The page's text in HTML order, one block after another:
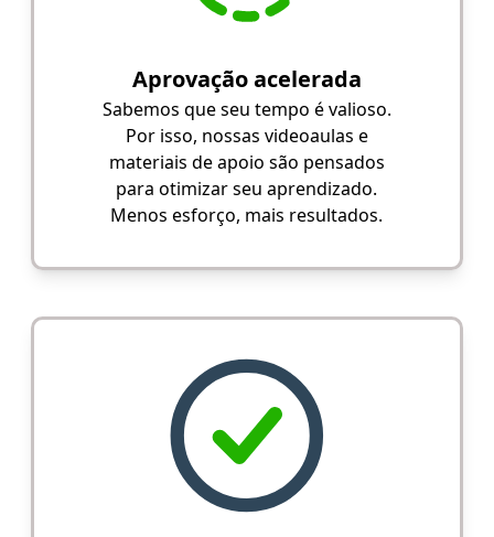
Aprovação acelerada
Sabemos que seu tempo é valioso.
Por isso, nossas videoaulas e
materiais de apoio são pensados
para otimizar seu aprendizado.
Menos esforço, mais resultados.